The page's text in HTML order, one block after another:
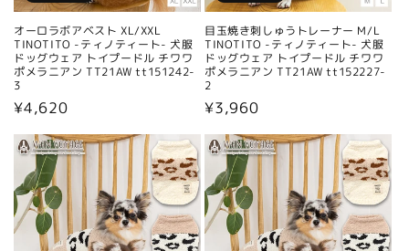
オーロラボアベスト XL/XXL
TINOTITO -ティノティート- 犬服
ドッグウェア トイプードル チワワ
ポメラニアン TT21AW tt151242-
3
通
常
価
格
¥4,620
目玉焼き刺しゅうトレーナー M/L
TINOTITO -ティノティート- 犬服
ドッグウェア トイプードル チワワ
ポメラニアン TT21AW tt152227-
2
通
常
価
格
¥3,960